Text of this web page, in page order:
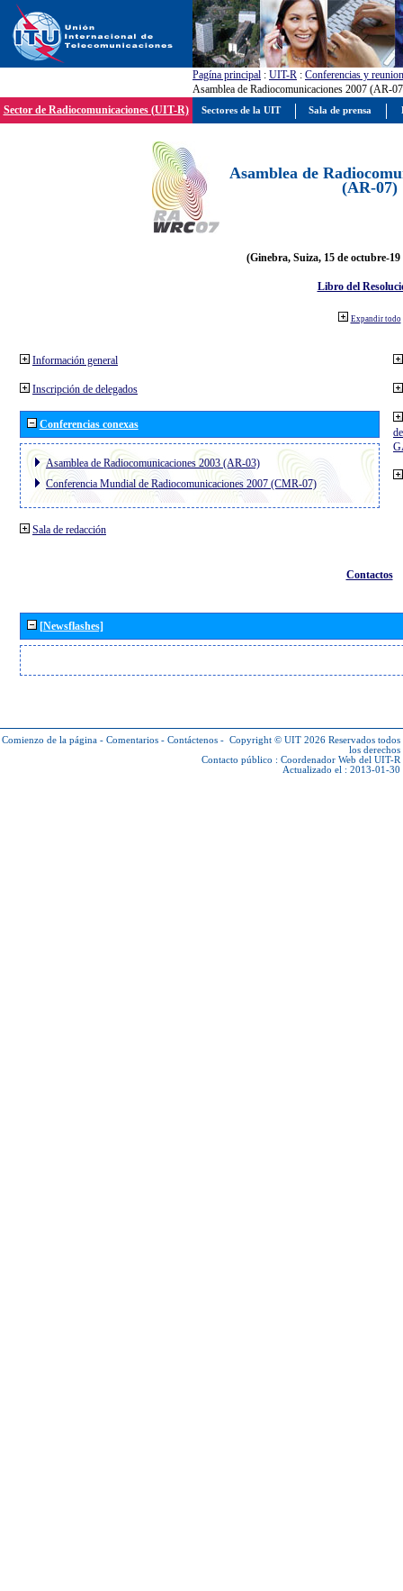
Pagína principal : UIT-R : Conferencias y
Asamblea de Radiocomunicaciones 2007 (AR-
Sector de Radiocomunicaciones (UIT-R)
Asamblea de
(AR-07)
(Ginebra, Suiza, 15 de octubre-19
Libro del
Expandir todo
Información general
Inscripción de delegados
Conferencias conexas
Asamblea de Radiocomunicaciones 2003 (AR-03)
Conferencia Mundial de Radiocomunicaciones 2007 (CMR-07)
Sala de redacción
Contactos
[Newsflashes]
Comienzo de la página - Comentarios - Contáctenos - Copyright © UIT 2026 Reservados todos
los derechos
Contacto público : Coordenador Web del UIT-R
Actualizado el : 2013-01-30
Sectores de la UIT Sala de prensa